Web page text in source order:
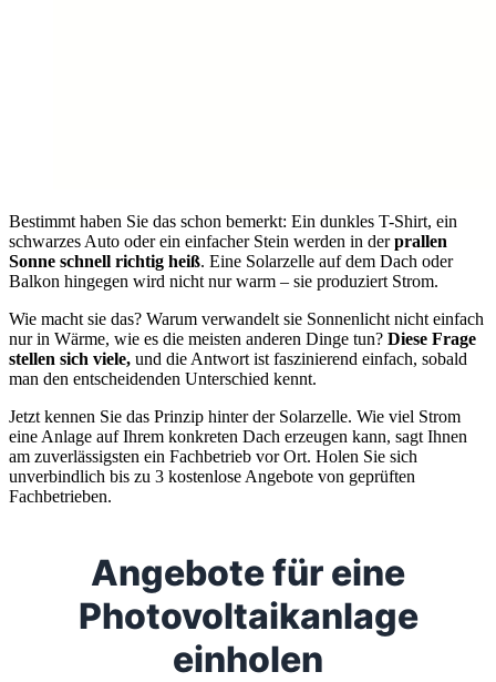
Bestimmt haben Sie das schon bemerkt: Ein dunkles T-Shirt, ein
schwarzes Auto oder ein einfacher Stein werden in derprallen
Sonne schnell richtig heiß. Eine Solarzelle auf dem Dach oder
Balkon hingegen wird nicht nur warm – sie produziert Strom.
Wie macht sie das? Warum verwandelt sie Sonnenlicht nicht einfach
nur in Wärme, wie es die meisten anderen Dinge tun? Diese Frage
stellen sich viele, und die Antwort ist faszinierend einfach, sobald
man den entscheidenden Unterschied kennt.
Jetzt kennen Sie das Prinzip hinter der Solarzelle. Wie viel Strom
eine Anlage auf Ihrem konkreten Dach erzeugen kann, sagt Ihnen
am zuverlässigsten ein Fachbetrieb vor Ort. Holen Sie sich
unverbindlich bis zu 3 kostenlose Angebote von geprüften
Fachbetrieben.
Angebote für eine
Photovoltaikanlage
einholen